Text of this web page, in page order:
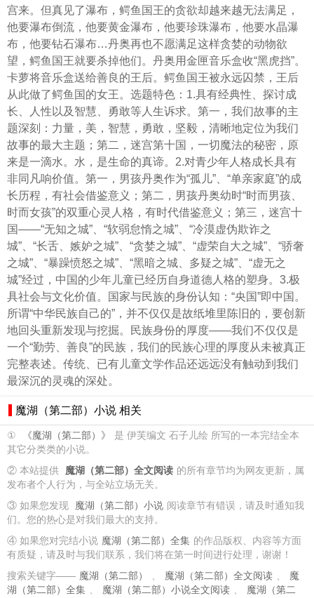
宫来。但真见了瀑布，鳄鱼国王的贪欲却越来越无法满足，
他要瀑布倒流，他要黄金瀑布，他要珍珠瀑布，他要水晶瀑
布，他要钻石瀑布…丹奥再也不愿满足这样贪婪的动物欲
望，鳄鱼国王就要杀掉他们。丹奥用金匣音乐盒收“黑虎挡”。
卡萝将音乐盒送给善良的王后。鳄鱼国王被永远囚禁，王后
从此做了鳄鱼国的女王。选题特色：1.具有经典性、探讨成
长、人性以及智慧、勇敢等人生诉求。第一，我们故事的主
题深刻：力量，美，智慧，勇敢，坚毅，清晰地定位为我们
故事的最大主题；第二，迷宫第十国，一切魔法的秘密，原
来是一滴水。水，是生命的真谛。2.对青少年人格成长具有
非同凡响价值。第一，男孩丹奥作为“孤儿”、“单亲家庭”的成
长历程，有社会借鉴意义；第二，男孩丹奥幼时“时而男孩、
时而女孩”的双重心灵人格，有时代借鉴意义；第三，迷宫十
国——“无知之城”、“软弱怠惰之城”、“冷漠虚伪欺诈之
城”、“长舌、嫉妒之城”、“贪婪之城”、“虚荣自大之城”、“骄奢
之城”、“暴躁愤怒之城”、“黑暗之城、多疑之城”、“虚无之
城”经过，中国的少年儿童已经历自身道德人格的塑身。3.极
具社会与文化价值。国家与民族的身份认知：“央国”即中国。
所谓“中华民族自己的”，并不仅仅是故纸堆里陈旧的，要创新
地回头重新发现与挖掘。民族身份的厚度——我们不仅仅是
一个“勤劳、善良”的民族，我们的民族心理的厚度从未被真正
完整表述。传统、已有儿童文学作品还远远没有触动到我们
最深沉的灵魂的深处。
魔湖（第二部）小说 相关
① 《魔湖（第二部）》
是 伊芙编文 石子儿绘 所写的一本完结全本
其它分类类的小说。
② 本站提供
魔湖（第二部）全文阅读 的所有章节均为网友更新，属
发布者个人行为，与全站立场无关。
③ 如果您发现
魔湖（第二部）小说 阅读章节有错误，请及时通知我
们。您的热心是对我们最大的支持。
④ 如果您对完结小说 魔湖（第二部）全集 的作品版权、内容等方面
有质疑，请及时与我们联系，我们将在第一时间进行处理，谢谢！
搜索关键字—— 魔湖（第二部） 、 魔湖（第二部）全文阅读 、
魔
湖（第二部）全集 、 魔湖（第二部）小说全文阅读 、
魔湖（第二